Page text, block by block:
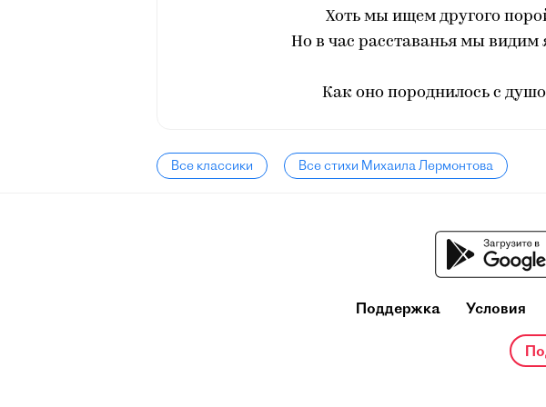
Хоть мы ищем другого
Но в час расставанья мы видим
Как оно породнилось с
Все классики Все стихи Михаила Лермонтова
Поддержка Условия